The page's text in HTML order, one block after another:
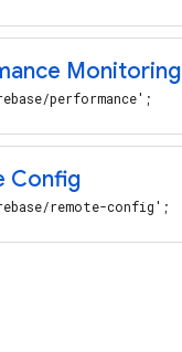
Monitoring
performance';
Config
remote-config';